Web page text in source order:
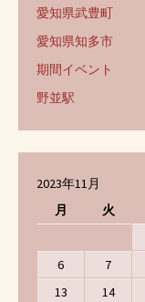
愛知県武豊町
愛知県知多市
期間イベント
野並駅
2023年11月
月
火
6
7
13
14